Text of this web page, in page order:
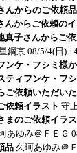
んからのご依頼品
からご依頼のイ
子さんからご依
鋼京 08/5/4(日)
ケ・フシミ様
ィフンケ・フ
依頼いただい
依頼イラスト 守
のご依頼イラ
あゆみ＠ＦＥＧ
品 久珂あゆみ＠